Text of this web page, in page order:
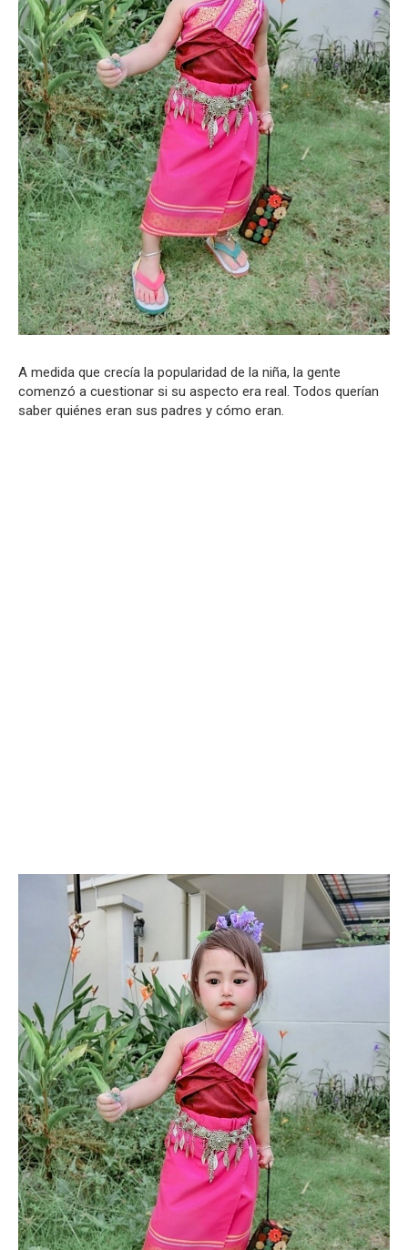
A medida que crecía la popularidad de la niña, la gente
comenzó a cuestionar si su aspecto era real. Todos querían
saber quiénes eran sus padres y cómo eran.